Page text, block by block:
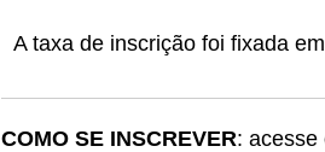
A taxa de inscrição foi fixada
COMO SE INSCREVER: acesse